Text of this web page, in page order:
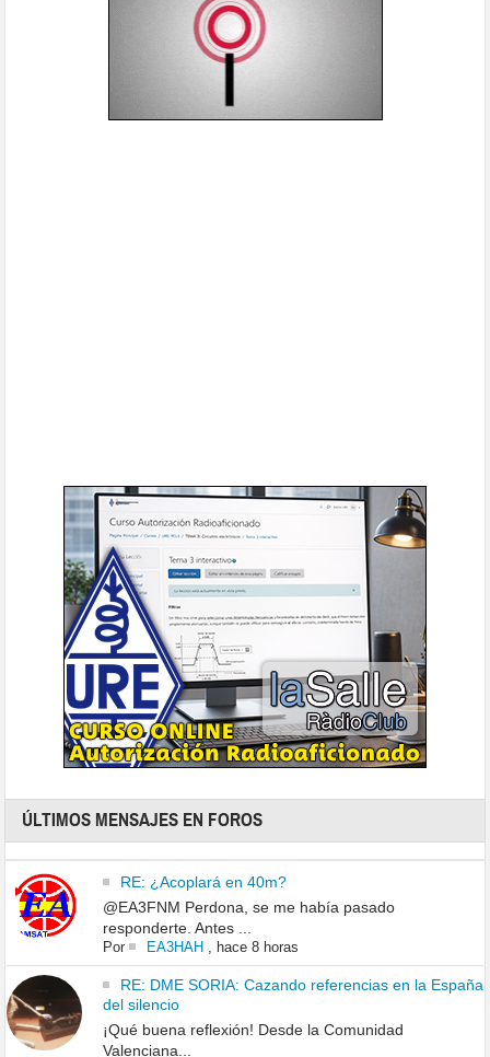
ÚLTIMOS MENSAJES EN FOROS
RE: ¿Acoplará en 40m?
@EA3FNM Perdona, se me había pasado
responderte. Antes ...
Por EA3HAH, hace 8 horas
RE: DME SORIA: Cazando referencias en la España
del silencio
¡Qué buena reflexión! Desde la Comunidad
Valenciana...